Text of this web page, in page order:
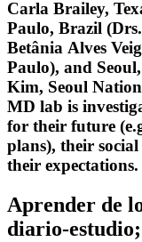
Carla Brailey,
Paulo, Brazil
Betânia Alves
Paulo), and
Kim, Seoul
MD lab is
for their future
plans), their
their expectations.
Aprender de
diario-